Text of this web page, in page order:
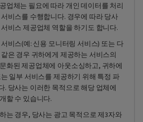
업체는 필요에 따라 개인 데이터를 처리
비스를 수행합니다. 경우에 따라 당사
비스 제공업체 역할을 하기도 합니다.
비스(예: 신용 모니터링 서비스) 또는 다
은 경우 귀하에게 제공하는 서비스의
화된 제공업체에 아웃소싱하고, 귀하에
일부 서비스를 제공하기 위해 특정 파
. 당사는 이러한 목적으로 해당 업체에
할 수 있습니다.
는 경우, 당사는 광고 목적으로 제3자와